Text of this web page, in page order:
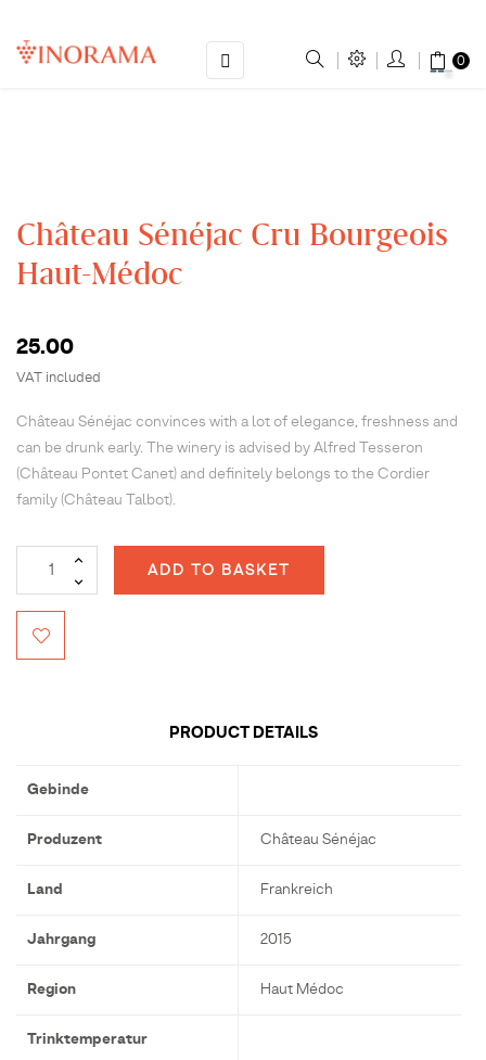
Toggle
navigation
☰ 0
Château Sénéjac Cru Bourgeois
Haut-Médoc
25.00
VAT included
Château Sénéjac convinces with a lot of elegance, freshness and
can be drunk early. The winery is advised by Alfred Tesseron
(Château Pontet Canet) and definitely belongs to the Cordier
family (Château Talbot).
ADD TO BASKET
PRODUCT DETAILS
Gebinde
Produzent Château Sénéjac
Land Frankreich
Jahrgang 2015
Region Haut Médoc
Trinktemperatur